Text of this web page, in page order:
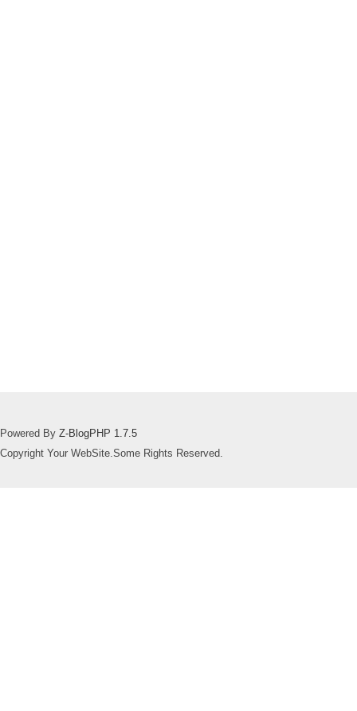
Powered By Z-BlogPHP 1.7.5
Copyright Your WebSite.Some Rights Reserved.